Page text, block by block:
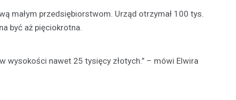
małym przedsiębiorstwom. Urząd otrzymał 100 tys.
być aż pięciokrotna.
wysokości nawet 25 tysięcy złotych.” – mówi Elwira